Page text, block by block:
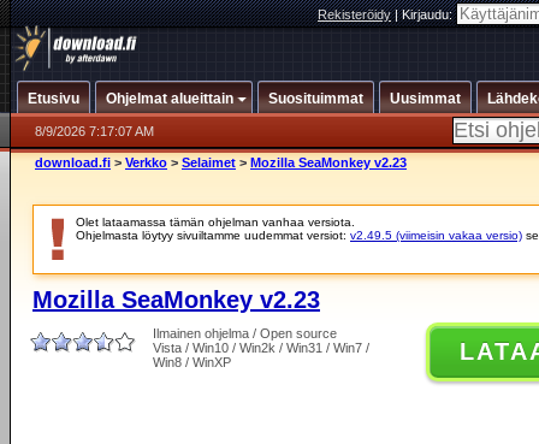
Rekisteröidy|Kirjaudu:
Etusivu Ohjelmat alueittain Suosituimmat Uusimmat
8/9/2026 7:17:07 AM
download.fi > Verkko > Selaimet > Mozilla SeaMonkey v2.23
Olet lataamassa tämän ohjelman vanhaa versiota.
Ohjelmasta löytyy sivuiltamme uudemmat versiot: v2.49.5 (viimeisin vakaa versio)
Mozilla SeaMonkey v2.23
Ilmainen ohjelma / Open source
Vista / Win10 / Win2k / Win31 / Win7 /
Win8 / WinXP